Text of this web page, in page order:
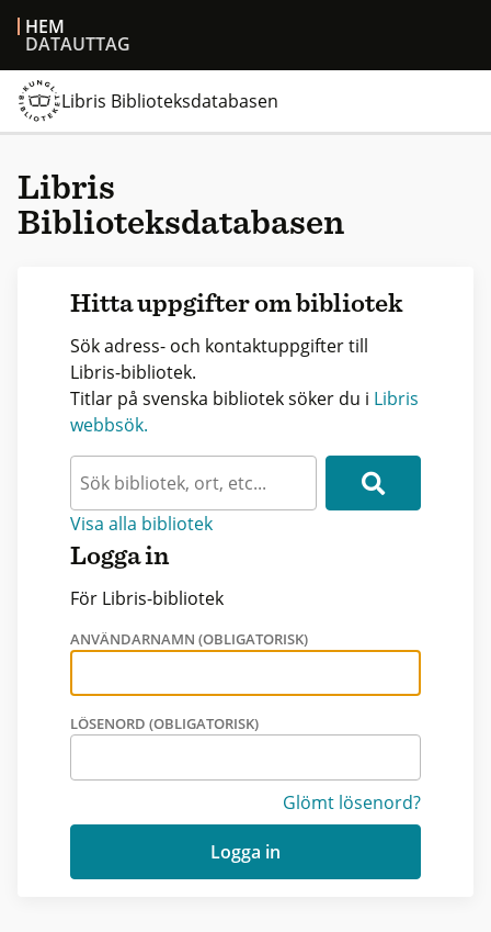
HEM
DATAUTTAG
Libris Biblioteksdatabasen
Libris
Biblioteksdatabasen
Hitta uppgifter om bibliotek
Sök adress- och kontaktuppgifter till
Libris-bibliotek.
Titlar på svenska bibliotek söker du i Libris
webbsök.
Visa alla bibliotek
Logga in
För Libris-bibliotek
ANVÄNDARNAMN (OBLIGATORISK)
LÖSENORD (OBLIGATORISK)
Glömt lösenord?
Logga in